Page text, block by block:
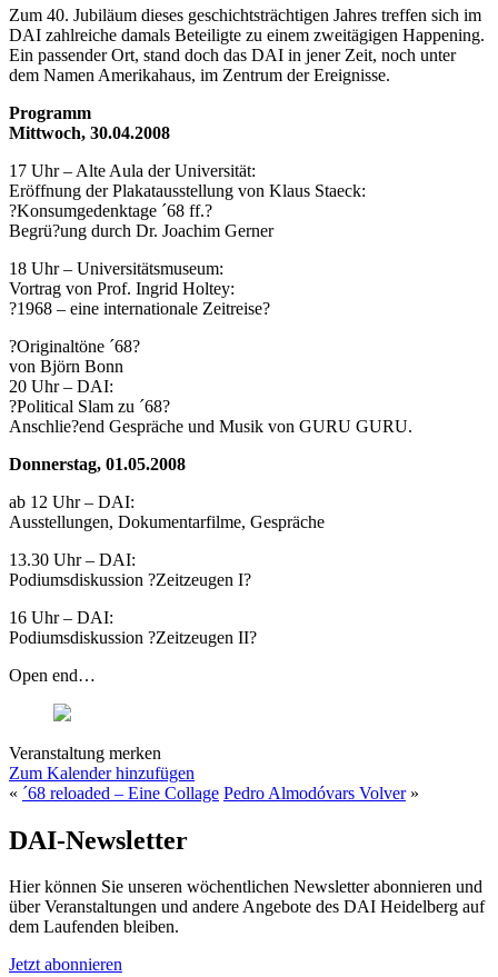
Zum 40. Jubiläum dieses geschichtsträchtigen Jahres treffen sich im
DAI zahlreiche damals Beteiligte zu einem zweitägigen Happening.
Ein passender Ort, stand doch das DAI in jener Zeit, noch unter
dem Namen Amerikahaus, im Zentrum der Ereignisse.
Programm
Mittwoch, 30.04.2008
17 Uhr – Alte Aula der Universität:
Eröffnung der Plakatausstellung von Klaus Staeck:
?Konsumgedenktage ´68 ff.?
Begrü?ung durch Dr. Joachim Gerner
18 Uhr – Universitätsmuseum:
Vortrag von Prof. Ingrid Holtey:
?1968 – eine internationale Zeitreise?
?Originaltöne ´68?
von Björn Bonn
20 Uhr – DAI:
?Political Slam zu ´68?
Anschlie?end Gespräche und Musik von GURU GURU.
Donnerstag, 01.05.2008
ab 12 Uhr – DAI:
Ausstellungen, Dokumentarfilme, Gespräche
13.30 Uhr – DAI:
Podiumsdiskussion ?Zeitzeugen I?
16 Uhr – DAI:
Podiumsdiskussion ?Zeitzeugen II?
Open end…
Veranstaltung merken
Zum Kalender hinzufügen
« ´68 reloaded – Eine Collage Pedro Almodóvars Volver»
DAI-Newsletter
Hier können Sie unseren wöchentlichen Newsletter abonnieren und
über Veranstaltungen und andere Angebote des DAI Heidelberg auf
dem Laufenden bleiben.
Jetzt abonnieren